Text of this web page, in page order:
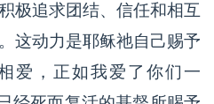
极追求团结、信任和相互
这动力是耶稣祂自己赐予
爱，正如我爱了你们一